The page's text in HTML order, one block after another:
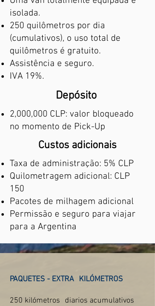
isolada.
250 quilômetros por dia
(cumulativos), o uso total de
quilômetros é gratuito.
Assistência e seguro.
IVA 19%.
Depósito
2,000,000 CLP: valor bloqueado
no momento de Pick-Up
Custos adicionais
Taxa de administração: 5% CLP
Quilometragem adicional: CLP
150
Pacotes de milhagem adicional
Permissão e seguro para viajar
para a Argentina
PAQUETES - EXTRA KILÓMETROS
250 kilómetros diarios acumulativos